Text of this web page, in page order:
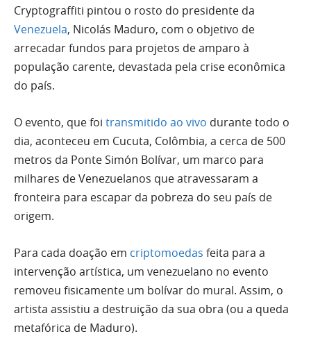
Cryptograffiti pintou o rosto do presidente da
Venezuela, Nicolás Maduro, com o objetivo de
arrecadar fundos para projetos de amparo à
população carente, devastada pela crise econômica
do país.
O evento, que foi transmitido ao vivo durante todo o
dia, aconteceu em Cucuta, Colômbia, a cerca de 500
metros da Ponte Simón Bolívar, um marco para
milhares de Venezuelanos que atravessaram a
fronteira para escapar da pobreza do seu país de
origem.
Para cada doação em criptomoedas feita para a
intervenção artística, um venezuelano no evento
removeu fisicamente um bolívar do mural. Assim, o
artista assistiu a destruição da sua obra (ou a queda
metafórica de Maduro).